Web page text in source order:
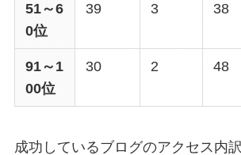
51～6
0位
39 3 38
91～1
00位
30 2 48
成功しているブログのアクセス内訳